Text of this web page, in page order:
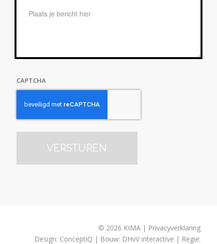
CAPTCHA
© 2026 KIMA | Privacyverklaring
Design: ConceptiQ | Bouw: DHvV interactive | Regie: